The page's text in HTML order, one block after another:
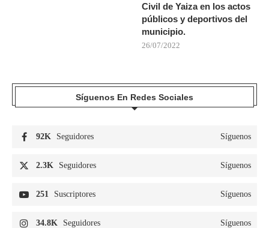
Civil de Yaiza en los actos
públicos y deportivos del
municipio.
26/07/2022
Síguenos En Redes Sociales
92K Seguidores Síguenos
2.3K Seguidores Síguenos
251 Suscriptores Síguenos
34.8K Seguidores Síguenos